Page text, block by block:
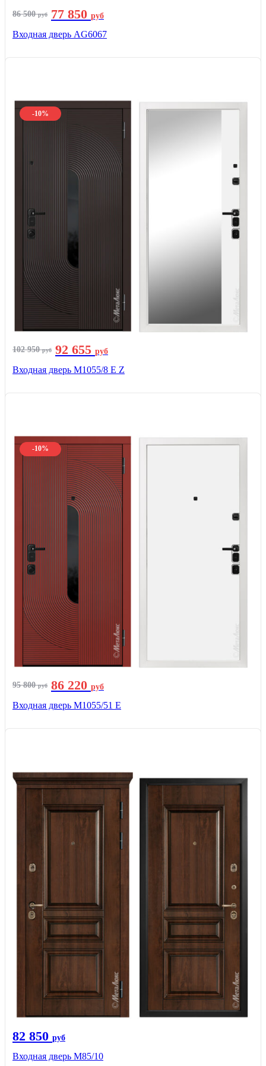
86 500руб 77 850 руб
Входная дверь AG6067
-10%
102 950руб 92 655 руб
Входная дверь М1055/8 Е Z
-10%
95 800руб 86 220 руб
Входная дверь М1055/51 Е
82 850 руб
Входная дверь M85/10